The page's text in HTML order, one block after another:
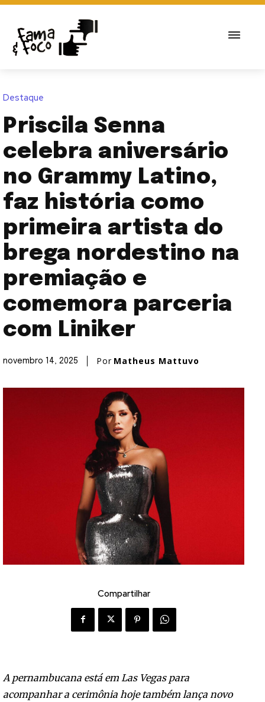
Destaque
Priscila Senna
celebra aniversário
no Grammy Latino,
faz história como
primeira artista do
brega nordestino na
premiação e
comemora parceria
com Liniker
novembro 14, 2025 Por Matheus Mattuvo
Compartilhar
A pernambucana está em Las Vegas para
acompanhar a cerimônia hoje também lança novo